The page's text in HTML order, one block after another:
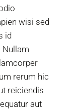
wisi sed
id
Nullam
rerum hic
reiciendis
aut